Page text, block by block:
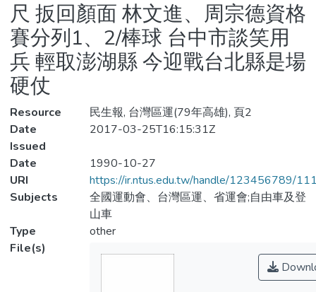
尺 扳回顏面 林文進、周宗德資格
賽分列1、2/棒球 台中市談笑用
兵 輕取澎湖縣 今迎戰台北縣是場
硬仗
Resource
民生報, 台灣區運(79年高雄), 頁2
Date
Issued
2017-03-25T16:15:31Z
Date
1990-10-27
URI
https://ir.ntus.edu.tw/handle/123456789/
Subjects
全國運動會、台灣區運、省運會;自由車及登
山車
Type
other
File(s)